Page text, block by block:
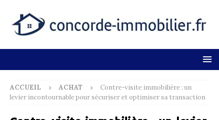
ACCUEIL ACHAT
Contre-visite immobilière : un
levier incontournable pour sécuriser et optimiser sa transaction